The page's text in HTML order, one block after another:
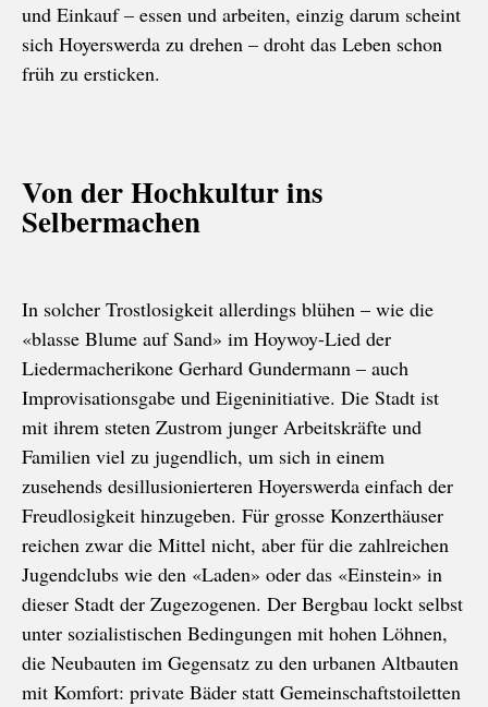
und Einkauf – essen und arbeiten, einzig darum scheint
sich Hoyerswerda zu drehen – droht das Leben schon
früh zu ersticken.
Von der Hochkultur ins
Selbermachen
In solcher Trostlosigkeit allerdings blühen – wie die
«blasse Blume auf Sand» im Hoywoy-Lied der
Liedermacherikone Gerhard Gundermann – auch
Improvisationsgabe und Eigeninitiative. Die Stadt ist
mit ihrem steten Zustrom junger Arbeitskräfte und
Familien viel zu jugendlich, um sich in einem
zusehends desillusionierteren Hoyerswerda einfach der
Freudlosigkeit hinzugeben. Für grosse Konzerthäuser
reichen zwar die Mittel nicht, aber für die zahlreichen
Jugendclubs wie den «Laden» oder das «Einstein» in
dieser Stadt der Zugezogenen. Der Bergbau lockt selbst
unter sozialistischen Bedingungen mit hohen Löhnen,
die Neubauten im Gegensatz zu den urbanen Altbauten
mit Komfort: private Bäder statt Gemeinschaftstoiletten